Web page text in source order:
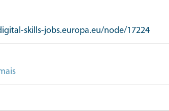
skills-jobs.europa.eu/node/17224